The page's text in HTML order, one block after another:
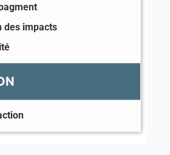
des impacts